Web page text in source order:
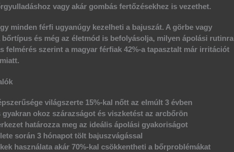
vagy akár gombás fertőzésekhez is vezethet.
minden férfi ugyanúgy kezelheti a bajuszát. A görbe vagy
és még az életmód is befolyásolja, milyen ápolási rutinra
felmérés szerint a magyar férfiak42%-a tapasztalt már irritációt
világszerte 15%-kal nőtt az elmúlt 3 évben
gyakran okoz szárazságot és viszketést az arcbőrön
határozza meg az ideális ápolási gyakoriságot
során 3 hónapot tölt bajuszvágással
használata akár 70%-kal csökkentheti a bőrproblémákat